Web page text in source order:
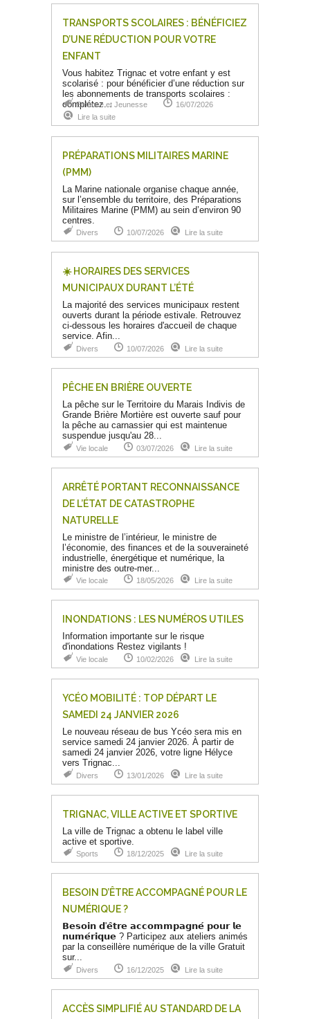
TRANSPORTS SCOLAIRES : BÉNÉFICIEZ
D’UNE RÉDUCTION POUR VOTRE
ENFANT
Vous habitez Trignac et votre enfant y est
scolarisé : pour bénéficier d’une réduction sur
les abonnements de transports scolaires :
complétez...
Enfance et Jeunesse
16/07/2026
Lire la suite
PRÉPARATIONS MILITAIRES MARINE
(PMM)
La Marine nationale organise chaque année,
sur l’ensemble du territoire, des Préparations
Militaires Marine (PMM) au sein d’environ 90
centres.
Divers 10/07/2026 Lire la suite
☀️ ​HORAIRES DES SERVICES
MUNICIPAUX DURANT L’ÉTÉ
La majorité des services municipaux restent
ouverts durant la période estivale. Retrouvez
ci-dessous les horaires d'accueil de chaque
service. Afin...
Divers 10/07/2026 Lire la suite
PÊCHE EN BRIÈRE OUVERTE
La pêche sur le Territoire du Marais Indivis de
Grande Brière Mortière est ouverte sauf pour
la pêche au carnassier qui est maintenue
suspendue jusqu'au 28...
Vie locale 03/07/2026 Lire la suite
ARRÊTÉ PORTANT RECONNAISSANCE
DE L’ÉTAT DE CATASTROPHE
NATURELLE
Le ministre de l’intérieur, le ministre de
l’économie, des finances et de la souveraineté
industrielle, énergétique et numérique, la
ministre des outre-mer...
Vie locale 18/05/2026 Lire la suite
INONDATIONS : LES NUMÉROS UTILES
Information importante sur le risque
d'inondations Restez vigilants !
Vie locale 10/02/2026 Lire la suite
YCÉO MOBILITÉ : TOP DÉPART LE
SAMEDI 24 JANVIER 2026
Le nouveau réseau de bus Ycéo sera mis en
service samedi 24 janvier 2026. À partir de
samedi 24 janvier 2026, votre ligne Hélyce
vers Trignac...
Divers 13/01/2026 Lire la suite
TRIGNAC, VILLE ACTIVE ET SPORTIVE
La ville de Trignac a obtenu le label ville
active et sportive.
Sports 18/12/2025 Lire la suite
BESOIN D’ÊTRE ACCOMPAGNÉ POUR LE
NUMÉRIQUE ?
𝗕𝗲𝘀𝗼𝗶𝗻 𝗱'𝗲̂𝘁𝗿𝗲 𝗮𝗰𝗰𝗼𝗺𝗺𝗽𝗮𝗴𝗻𝗲́ 𝗽𝗼𝘂𝗿 𝗹𝗲
𝗻𝘂𝗺𝗲́𝗿𝗶𝗾𝘂𝗲 ? Participez aux ateliers animés
par la conseillère numérique de la ville Gratuit
sur...
Divers 16/12/2025 Lire la suite
ACCÈS SIMPLIFIÉ AU STANDARD DE LA